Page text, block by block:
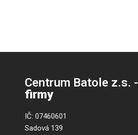
Centrum Batole z.s. -
firmy
IČ: 07460601
Sadová 139